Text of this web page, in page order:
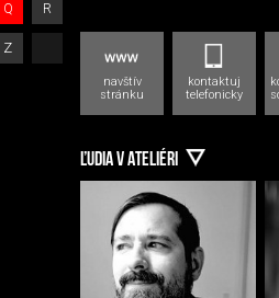
Q R
Z
navštív
stránku
kontaktuj
telefonicky
ĽUDIA V ATELIÉRI